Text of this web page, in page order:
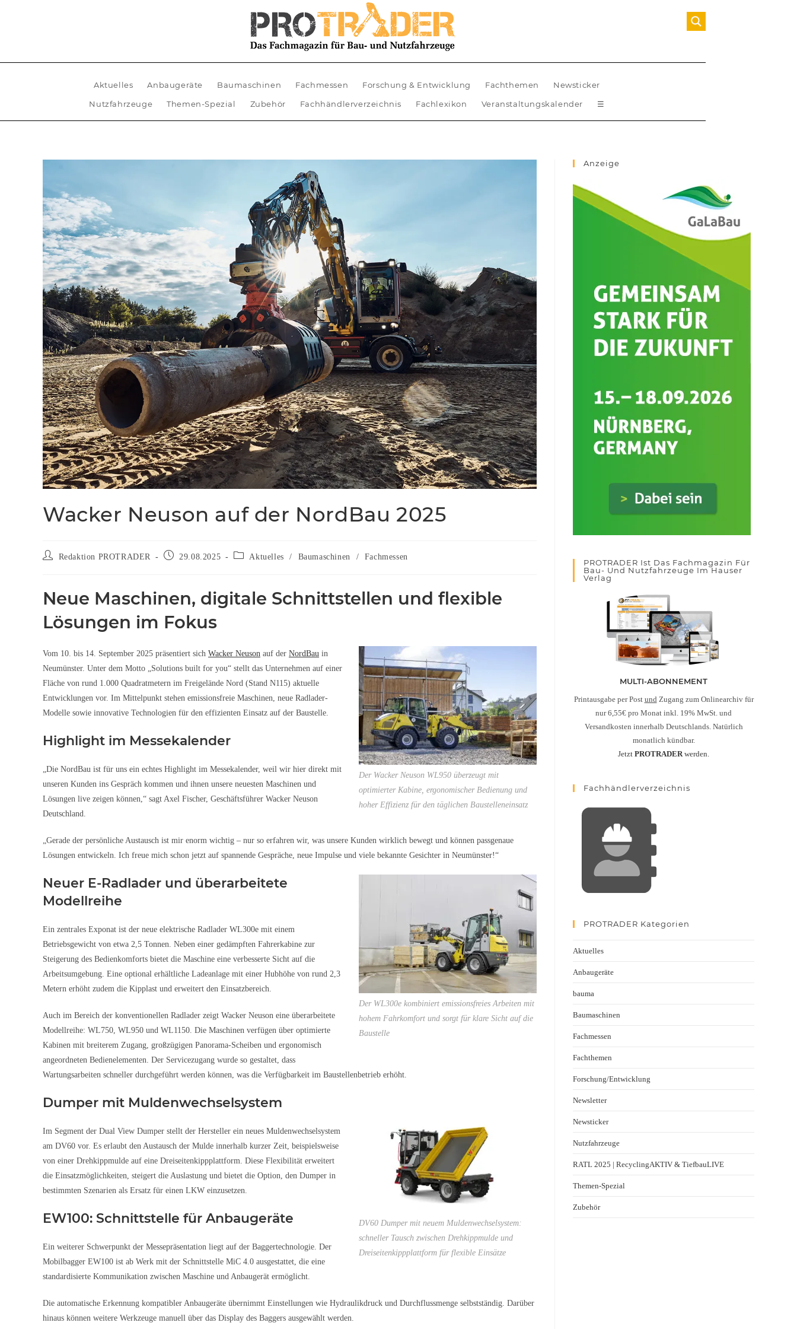
Aktuelles Anbaugeräte Baumaschinen Fachmessen Forschung & Entwicklung Fachthemen
Newsticker
Nutzfahrzeuge
Themen-Spezial Zubehör Fachhändlerverzeichnis Fachlexikon Veranstaltungskalender ☰
Wacker Neuson auf der NordBau 2025
Redaktion PROTRADER 29.08.2025 Aktuelles / Baumaschinen / Fachmessen
Neue Maschinen, digitale Schnittstellen und flexible
Lösungen im Fokus
Der Wacker Neuson WL950 überzeugt mit
optimierter Kabine, ergonomischer Bedienung und
hoher Effizienz für den täglichen Baustelleneinsatz
Vom 10. bis 14. September 2025 präsentiert sich Wacker Neuson auf der NordBau in
Neumünster. Unter dem Motto „Solutions built for you“ stellt das Unternehmen auf einer
Fläche von rund 1.000 Quadratmetern im Freigelände Nord (Stand N115) aktuelle
Entwicklungen vor. Im Mittelpunkt stehen emissionsfreie Maschinen, neue Radlader-
Modelle sowie innovative Technologien für den effizienten Einsatz auf der Baustelle.
Highlight im Messekalender
„Die NordBau ist für uns ein echtes Highlight im Messekalender, weil wir hier direkt mit
unseren Kunden ins Gespräch kommen und ihnen unsere neuesten Maschinen und
Lösungen live zeigen können,“ sagt Axel Fischer, Geschäftsführer Wacker Neuson
Deutschland.
„Gerade der persönliche Austausch ist mir enorm wichtig – nur so erfahren wir, was unsere Kunden wirklich bewegt und können passgenaue
Lösungen entwickeln. Ich freue mich schon jetzt auf spannende Gespräche, neue Impulse und viele bekannte Gesichter in Neumünster!“
Der WL300e kombiniert emissionsfreies Arbeiten mit
hohem Fahrkomfort und sorgt für klare Sicht auf die
Baustelle
Neuer E-Radlader und überarbeitete
Modellreihe
Ein zentrales Exponat ist der neue elektrische Radlader WL300e mit einem
Betriebsgewicht von etwa 2,5 Tonnen. Neben einer gedämpften Fahrerkabine zur
Steigerung des Bedienkomforts bietet die Maschine eine verbesserte Sicht auf die
Arbeitsumgebung. Eine optional erhältliche Ladeanlage mit einer Hubhöhe von rund 2,3
Metern erhöht zudem die Kipplast und erweitert den Einsatzbereich.
Auch im Bereich der konventionellen Radlader zeigt Wacker Neuson eine überarbeitete
Modellreihe: WL750, WL950 und WL1150. Die Maschinen verfügen über optimierte
Kabinen mit breiterem Zugang, großzügigen Panorama-Scheiben und ergonomisch
angeordneten Bedienelementen. Der Servicezugang wurde so gestaltet, dass
Wartungsarbeiten schneller durchgeführt werden können, was die Verfügbarkeit im Baustellenbetrieb erhöht.
DV60 Dumper mit neuem Muldenwechselsystem:
schneller Tausch zwischen Drehkippmulde und
Dreiseitenkippplattform für flexible Einsätze
Dumper mit Muldenwechselsystem
Im Segment der Dual View Dumper stellt der Hersteller ein neues Muldenwechselsystem
am DV60 vor. Es erlaubt den Austausch der Mulde innerhalb kurzer Zeit, beispielsweise
von einer Drehkippmulde auf eine Dreiseitenkippplattform. Diese Flexibilität erweitert
die Einsatzmöglichkeiten, steigert die Auslastung und bietet die Option, den Dumper in
bestimmten Szenarien als Ersatz für einen LKW einzusetzen.
EW100: Schnittstelle für Anbaugeräte
Ein weiterer Schwerpunkt der Messepräsentation liegt auf der Baggertechnologie. Der
Mobilbagger EW100 ist ab Werk mit der Schnittstelle MiC 4.0 ausgestattet, die eine
standardisierte Kommunikation zwischen Maschine und Anbaugerät ermöglicht.
Die automatische Erkennung kompatibler Anbaugeräte übernimmt Einstellungen wie Hydraulikdruck und Durchflussmenge selbstständig. Darüber
hinaus können weitere Werkzeuge manuell über das Display des Baggers ausgewählt werden.
Anzeige
PROTRADER Ist Das Fachmagazin Für
Bau- Und Nutzfahrzeuge Im Hauser
Verlag
MULTI-ABONNEMENT
Printausgabe per Post und Zugang zum Onlinearchiv für
nur 6,55€ pro Monat inkl. 19% MwSt. und
Versandkosten innerhalb Deutschlands. Natürlich
monatlich kündbar.
Jetzt PROTRADERwerden.
Fachhändlerverzeichnis
PROTRADER Kategorien
Aktuelles
Anbaugeräte
bauma
Baumaschinen
Fachmessen
Fachthemen
Forschung/Entwicklung
Newsletter
Newsticker
Nutzfahrzeuge
RATL 2025 | RecyclingAKTIV & TiefbauLIVE
Themen-Spezial
Zubehör